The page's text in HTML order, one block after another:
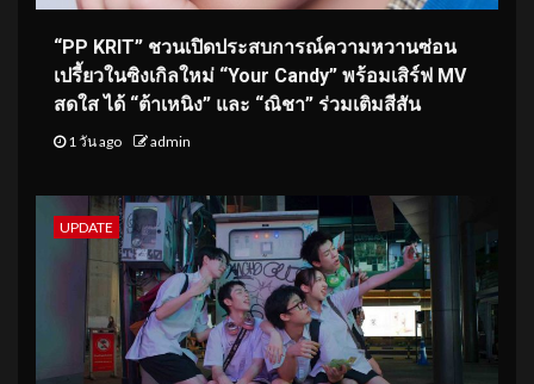
“PP KRIT” ชวนเปิดประสบการณ์ความหวานซ่อน
เปรี้ยวในซิงเกิลใหม่ “Your Candy” พร้อมเสิร์ฟ MV
สดใส ได้ “ต้าเหนิง” และ “ณิชา” ร่วมเติมสีสัน
1 วัน ago admin
UPDATE